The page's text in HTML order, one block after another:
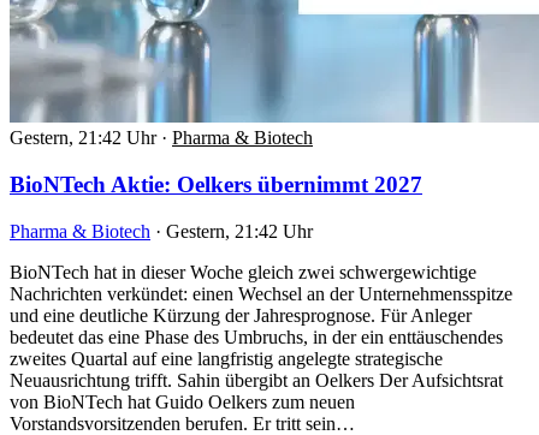
Gestern, 21:42 Uhr · Pharma & Biotech
BioNTech Aktie: Oelkers übernimmt 2027
Pharma & Biotech · Gestern, 21:42 Uhr
BioNTech hat in dieser Woche gleich zwei schwergewichtige
Nachrichten verkündet: einen Wechsel an der Unternehmensspitze
und eine deutliche Kürzung der Jahresprognose. Für Anleger
bedeutet das eine Phase des Umbruchs, in der ein enttäuschendes
zweites Quartal auf eine langfristig angelegte strategische
Neuausrichtung trifft. Sahin übergibt an Oelkers Der Aufsichtsrat
von BioNTech hat Guido Oelkers zum neuen
Vorstandsvorsitzenden berufen. Er tritt sein…